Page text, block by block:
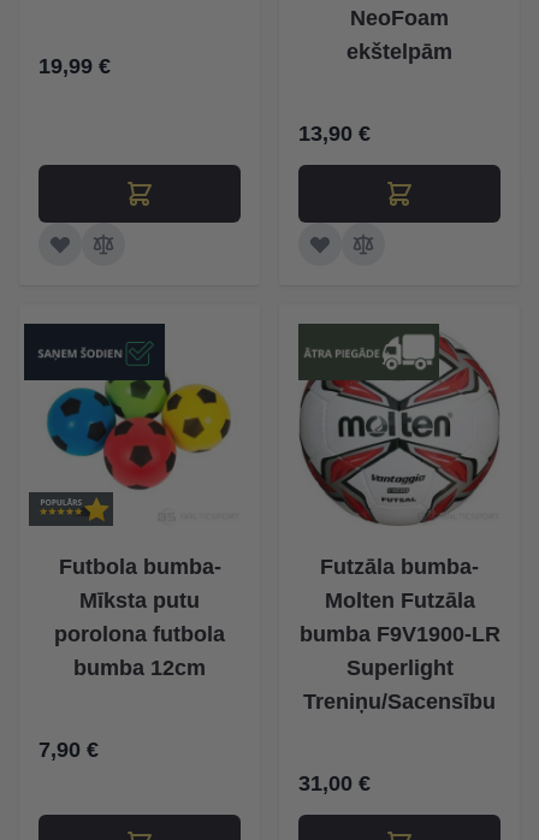
19,99 €
NeoFoam
ekštelpām
13,90 €
Futbola bumba-
Mīksta putu
porolona futbola
bumba 12cm
7,90 €
Futzāla bumba-
Molten Futzāla
bumba F9V1900-LR
Superlight
Treniņu/Sacensību
31,00 €